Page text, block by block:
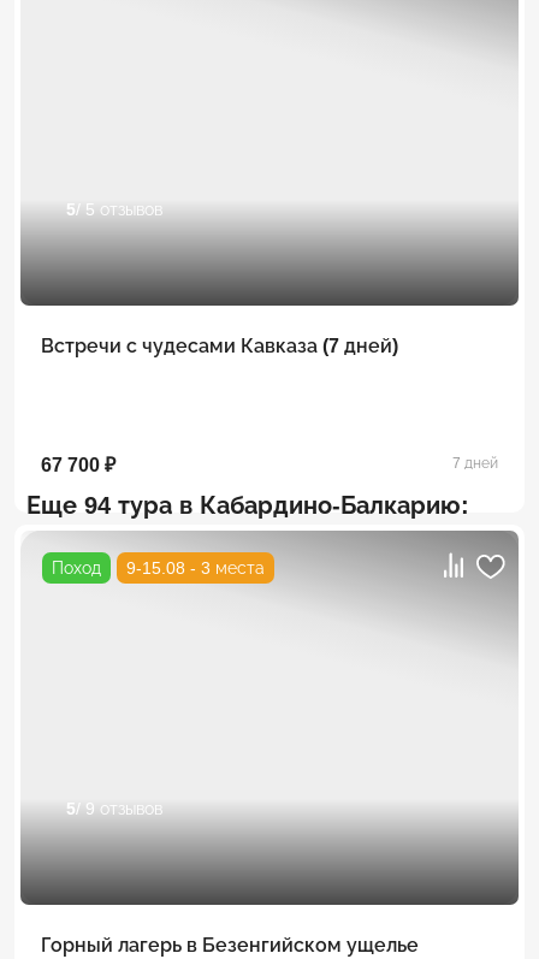
5/ 5 отзывов
Встречи с чудесами Кавказа (7 дней)
67 700 ₽ 7 дней
Еще 94 тура в Кабардино-Балкарию:
Поход 9-15.08 - 3 места
5/ 9 отзывов
Горный лагерь в Безенгийском ущелье